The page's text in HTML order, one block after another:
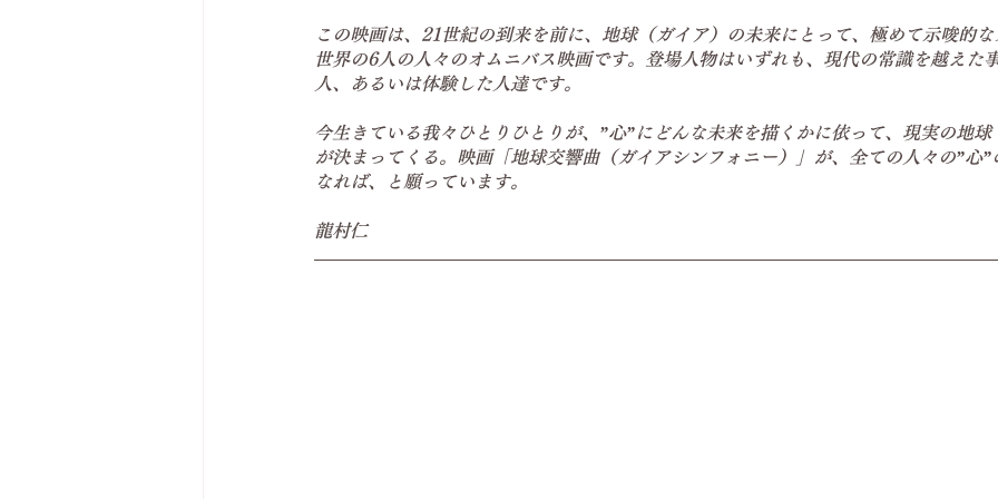
この映画は、21世紀の到来を前に、地球（ガイア）の未来にとって、極めて示唆的
世界の6人の人々のオムニバス映画です。登場人物はいずれも、現代の常識を越えた
人、あるいは体験した人達です。
今生きている我々ひとりひとりが、”心”にどんな未来を描くかに依って、現実の地
が決まってくる。映画「地球交響曲（ガイアシンフォニー）」が、全ての人々の”心
なれば、と願っています。
龍村仁